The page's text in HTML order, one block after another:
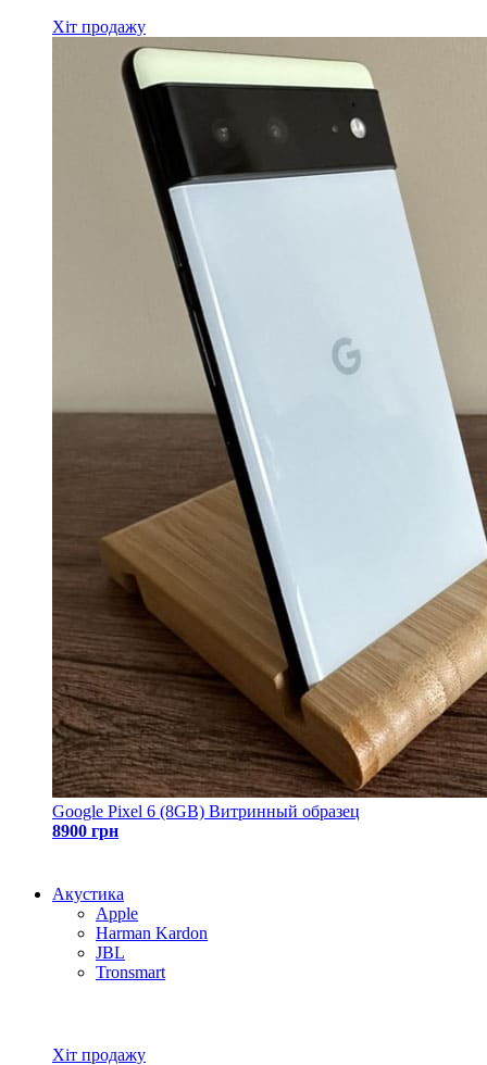
Хіт продажу
Google Pixel 6 (8GB) Витринный образец
8900 грн
Акустика
Apple
Harman Kardon
JBL
Tronsmart
Хіт продажу